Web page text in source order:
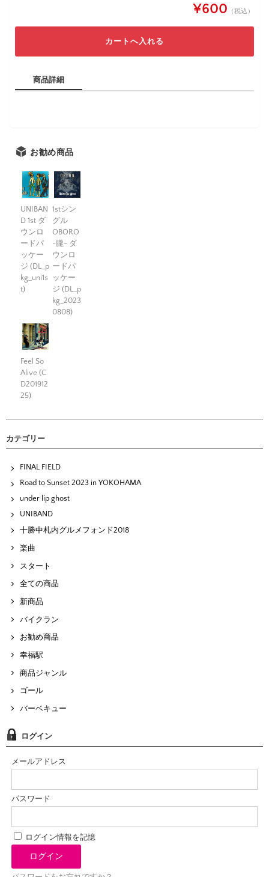
¥600 （税込）
商品詳細
お勧め商品
UNIBAN
D 1st ダ
ウンロ
ードパ
ッケー
ジ (DL_p
kg_uni1s
t)
1stシン
グル
OBORO
-朧- ダ
ウンロ
ードパ
ッケー
ジ (DL_p
kg_2023
0808)
Feel So
Alive (C
D201912
25)
カテゴリー
FINAL FIELD
Road to Sunset 2023 in YOKOHAMA
under lip ghost
UNIBAND
十勝中札内グルメフォンド2018
楽曲
スタート
全ての商品
新商品
バイクラン
お勧め商品
幸福駅
商品ジャンル
ゴール
バーベキュー
ログイン
メールアドレス
パスワード
ログイン情報を記憶